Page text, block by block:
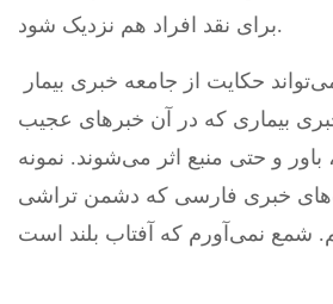
برای نقد افراد هم نزدیک شود.
بیماری که در آن خبرهای عجیب
و حتی منبع اثر می‌شوند. نمونه
خبری فارسی که دشمن تراشی